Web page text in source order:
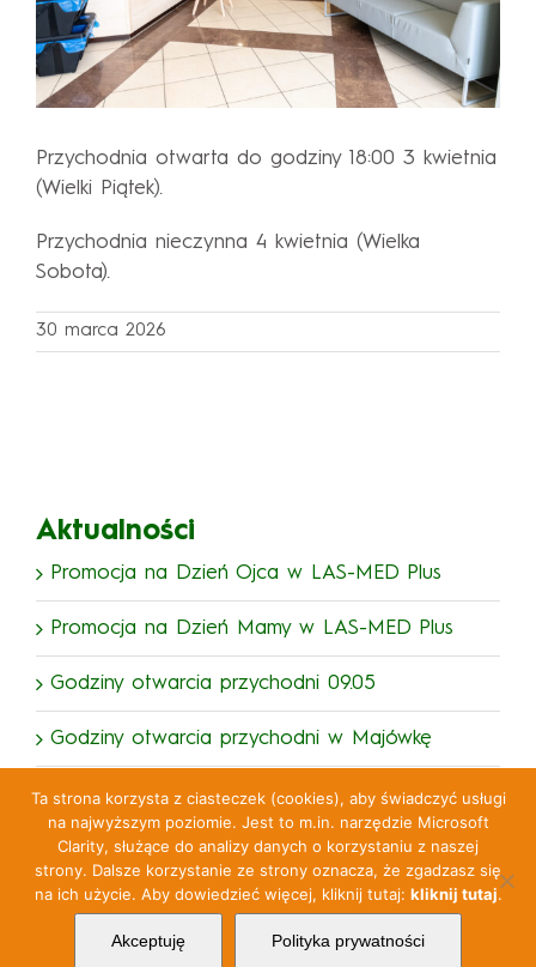
Przychodnia otwarta do godziny 18:00 3 kwietnia
(Wielki Piątek).
Przychodnia nieczynna 4 kwietnia (Wielka
Sobota).
30 marca 2026
Aktualności
Promocja na Dzień Ojca w LAS-MED Plus
Promocja na Dzień Mamy w LAS-MED Plus
Godziny otwarcia przychodni 09.05
Godziny otwarcia przychodni w Majówkę
Godziny otwarcia przychodni w Święta
Wielkanocne
© Copyright 2025 LAS-MED
Polityka Jakości
Polityka Prywatności
Ta strona korzysta z ciasteczek (cookies), aby świadczyć usługi
na najwyższym poziomie. Jest to m.in. narzędzie Microsoft
Clarity, służące do analizy danych o korzystaniu z naszej
strony. Dalsze korzystanie ze strony oznacza, że zgadzasz się
na ich użycie. Aby dowiedzieć więcej, kliknij tutaj: kliknij tutaj.
Akceptuję Polityka prywatności